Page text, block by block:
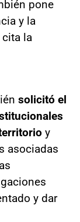
pone
y la
la
solicitó el
y
asociadas
y dar